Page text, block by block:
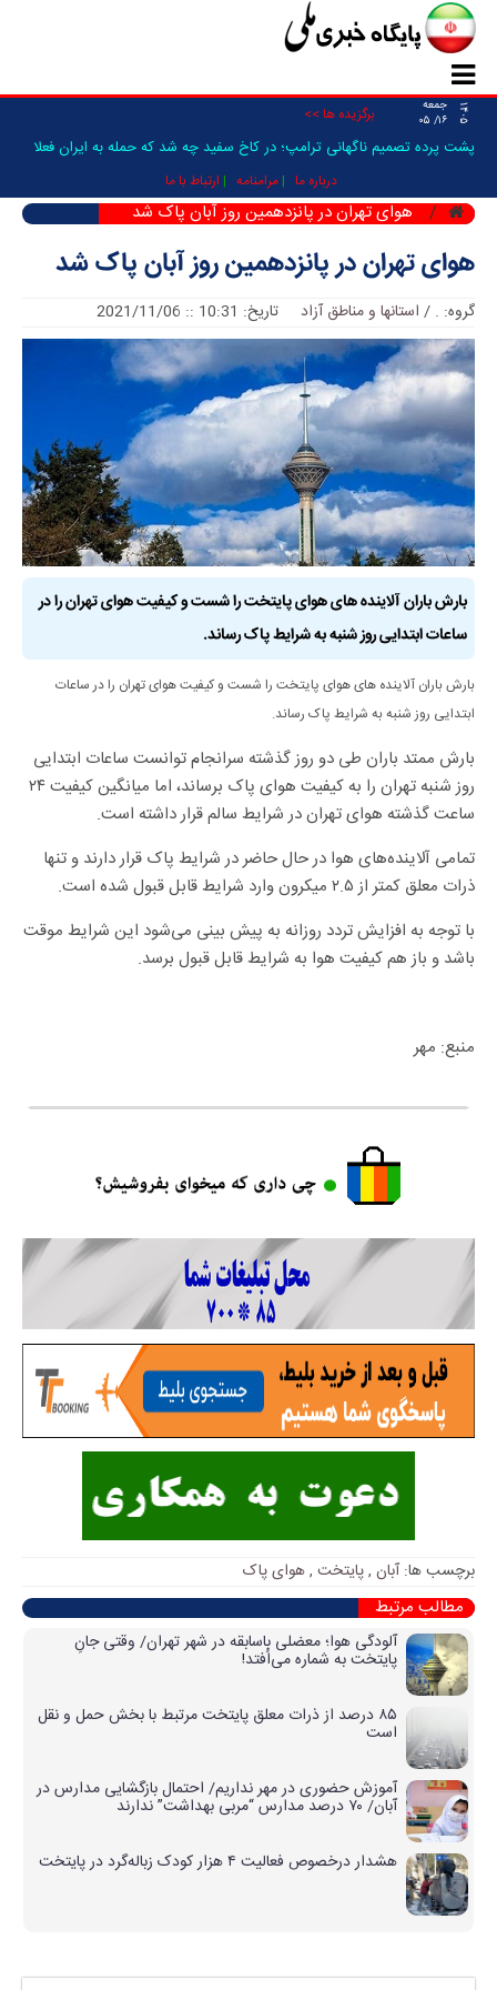
۱۴۰۵
جمعه
۱۶/ ۰۵
برگزیده ها >>
پشت پرده تصمیم ناگهانی ترامپ؛ در کاخ سفید چه شد که حمله به ایران فعلا
درباره ما مرامنامه ارتباط با ما
هوای تهران در پانزدهمین روز آبان پاک شد
هوای تهران در پانزدهمین روز آبان پاک شد
گروه: .
/ استانها و مناطق آزاد تاریخ: 10:31 :: 2021/11/06
بارش باران آلاینده های هوای پایتخت را شست و کیفیت هوای تهران را در
ساعات ابتدایی روز شنبه به شرایط پاک رساند.
بارش باران آلاینده های هوای پایتخت را شست و کیفیت هوای تهران را در ساعات
ابتدایی روز شنبه به شرایط پاک رساند.
بارش ممتد باران طی دو روز گذشته سرانجام توانست ساعات ابتدایی
روز شنبه تهران را به کیفیت هوای پاک برساند، اما میانگین کیفیت ۲۴
ساعت گذشته هوای تهران در شرایط سالم قرار داشته است.
تمامی آلاینده‌های هوا در حال حاضر در شرایط پاک قرار دارند و تنها
ذرات معلق کمتر از ۲.۵ میکرون وارد شرایط قابل قبول شده است.
با توجه به افزایش تردد روزانه به پیش بینی می‌شود این شرایط موقت
باشد و باز هم کیفیت هوا به شرایط قابل قبول برسد.
منبع: مهر
برچسب ها:آبان ,پایتخت ,هوای پاک
مطالب مرتبط
آلودگی هوا؛ معضلی باسابقه در شهر تهران/ وقتی جانِ
پایتخت به شماره می‌اُفتد!
۸۵ درصد از ذرات معلق پایتخت مرتبط با بخش حمل و نقل
است
آموزش حضوری در مهر نداریم/ احتمال بازگشایی مدارس در
آبان/ ۷۰ درصد مدارس “مربی بهداشت” ندارند
هشدار درخصوص فعالیت ۴ هزار کودک زباله‌گرد در پایتخت